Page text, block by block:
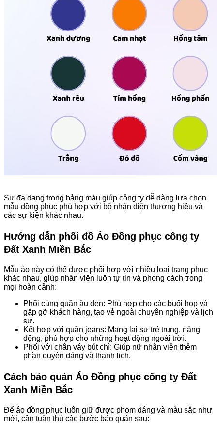
Sự đa dạng trong bảng màu giúp công ty dễ dàng lựa chọn
mẫu đồng phục phù hợp với bộ nhận diện thương hiệu và
các sự kiện khác nhau.
Hướng dẫn phối đồ Áo Đồng phục công ty
Đất Xanh Miền Bắc
Mẫu áo này có thể được phối hợp với nhiều loại trang phục
khác nhau, giúp nhân viên luôn tự tin và phong cách trong
mọi hoàn cảnh:
Phối cùng quần âu đen: Phù hợp cho các buổi họp và
gặp gỡ khách hàng, tạo vẻ ngoài chuyên nghiệp và lịch
sự.
Kết hợp với quần jeans: Mang lại sự trẻ trung, năng
động, phù hợp cho những hoạt động ngoài trời.
Phối với chân váy bút chì: Giúp nữ nhân viên thêm
phần duyên dáng và thanh lịch.
Cách bảo quản Áo Đồng phục công ty Đất
Xanh Miền Bắc
Để áo đồng phục luôn giữ được phom dáng và màu sắc như
mới, cần tuân thủ các bước bảo quản sau: